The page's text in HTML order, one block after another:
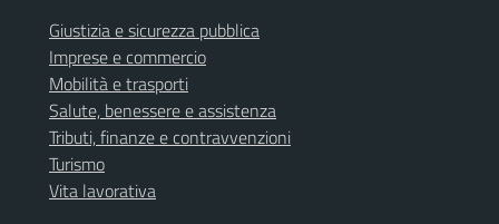
Giustizia e sicurezza pubblica
Imprese e commercio
Mobilità e trasporti
Salute, benessere e assistenza
Tributi, finanze e contravvenzioni
Turismo
Vita lavorativa